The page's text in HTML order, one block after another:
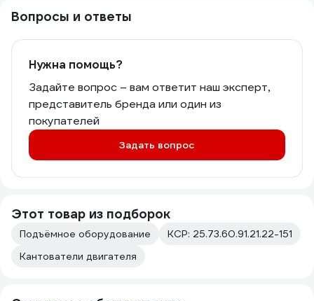
Вопросы и ответы
Нужна помощь?
Задайте вопрос – вам ответит наш эксперт,
представитель бренда или один из
покупателей
Задать вопрос
Этот товар из подборок
Подъёмное оборудование
КСР: 25.73.60.91.21.22-151
Кантователи двигателя